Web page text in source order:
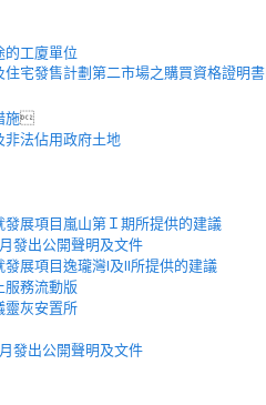
的工廈單位
宅發售計劃第二市場之購買資格證明
施
法佔用政府土地
展項目嵐山第Ｉ期所提供的建議
發出公開聲明及文件
展項目逸瓏灣I及II所提供的建議
服務流動版
靈灰安置所
發出公開聲明及文件